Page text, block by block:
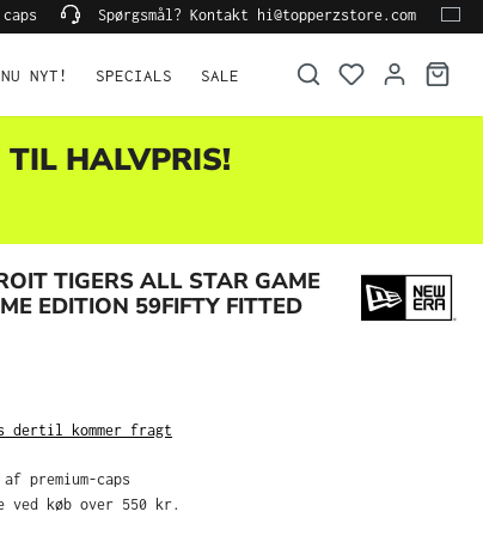
Spørgsmål? Kontakt hi@topperzstore.com
NU NYT! SPECIALS SALE
HALVPRIS!
TIGERS ALL STAR GAME
EDITION 59FIFTY FITTED
dertil kommer fragt
premium-caps
ved køb over 550 kr.